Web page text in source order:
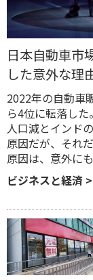
日本自動車市
した意外な理
2022年の自動車
ら4位に転落し
人口減とインド
原因だが、それ
原因は、意外に
ビジネスと経済 >